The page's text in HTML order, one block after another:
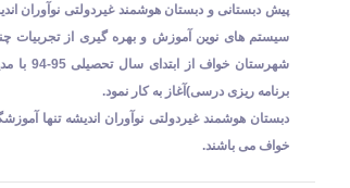
پیش دبستانی و دبستان هوشمند غیردولتی نوآوران
سیستم های نوین آموزش و بهره گیری از تجربیات
شهرستان
برنامه ریزی درسی)آغاز به کار نمود.
دبستان هوشمند غیردولتی نوآوران اندیشه تنها
خواف می باشند.